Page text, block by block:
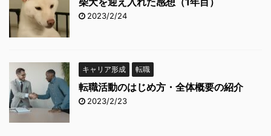
2023/2/24
キャリア形成 転職
転職活動のはじめ方・全体概要の紹介
2023/2/23